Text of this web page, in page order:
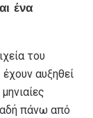
ένα
του
αυξηθεί
πάνω από